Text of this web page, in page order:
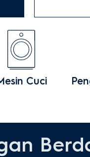
Cuci